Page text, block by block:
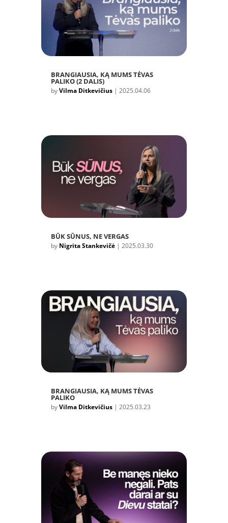
BRANGIAUSIA, KĄ MUMS TĖVAS
PALIKO (2 DALIS)
byVilma Ditkevičius| 2025.04.06
BŪK SŪNUS, NE VERGAS
by Nigrita Stankevičė| 2025.03.30
BRANGIAUSIA, KĄ MUMS TĖVAS
PALIKO
byVilma Ditkevičius| 2025.03.23